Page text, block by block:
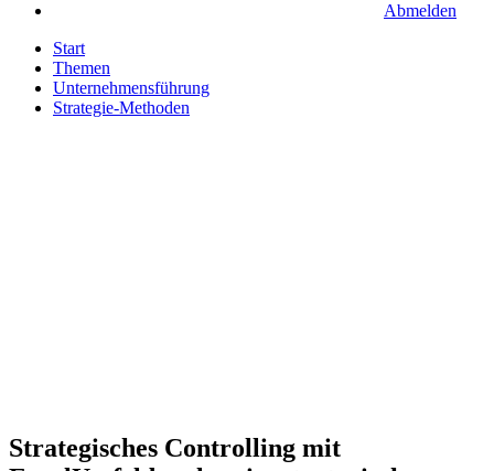
Abmelden
Start
Themen
Unternehmensführung
Strategie-Methoden
Strategisches Controlling mit